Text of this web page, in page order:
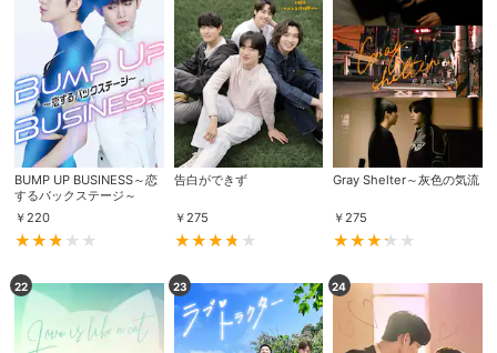
視聴デバイス一覧
スマホなどでRakuten TVを視聴する際のデ
バイス連携の設定ができます。
パスコード設定
視聴年齢制限の変更時にパスコード入力が
求められるのでお子さまがいても安心で
す。
メルマガ
メルマガの配信停止、配信先のメールアド
レスの変更が可能です。
定額見放題解約
定額見放題コンテンツの解約はこちらから
可能です。
BUMP UP BUSINESS～恋
するバックステージ～
￥ 220
告白ができず
￥ 275
Gray Shelter～灰色の気流
￥ 275
22 23 24